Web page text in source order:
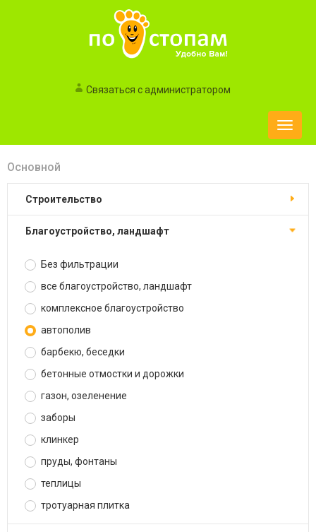
Связаться с администратором
Toggle
Основной
строительство
благоустройство, ландшафт
Без фильтрации
все благоустройство, ландшафт
комплексное благоустройство
автополив
барбекю, беседки
бетонные отмостки и дорожки
газон, озеленение
заборы
клинкер
пруды, фонтаны
теплицы
тротуарная плитка